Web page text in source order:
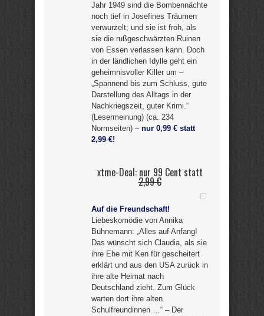
Jahr 1949 sind die Bombennächte
noch tief in Josefines Träumen
verwurzelt; und sie ist froh, als
sie die rußgeschwärzten Ruinen
von Essen verlassen kann. Doch
in der ländlichen Idylle geht ein
geheimnisvoller Killer um –
„Spannend bis zum Schluss, gute
Darstellung des Alltags in der
Nachkriegszeit, guter Krimi.“
(Lesermeinung) (ca. 234
Normseiten) – nur 0,99 € statt
2,99 €!
xtme-Deal: nur 99 Cent statt
2,99 €
Auf die Freundschaft!
Liebeskomödie von Annika
Bühnemann: „Alles auf Anfang!
Das wünscht sich Claudia, als sie
ihre Ehe mit Ken für gescheitert
erklärt und aus den USA zurück in
ihre alte Heimat nach
Deutschland zieht. Zum Glück
warten dort ihre alten
Schulfreundinnen …“ – Der